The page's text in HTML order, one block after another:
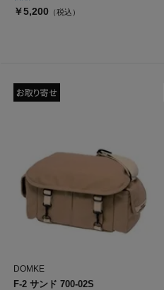
￥5,200 （税込）
DOMKE
F-2 サンド 700-02S